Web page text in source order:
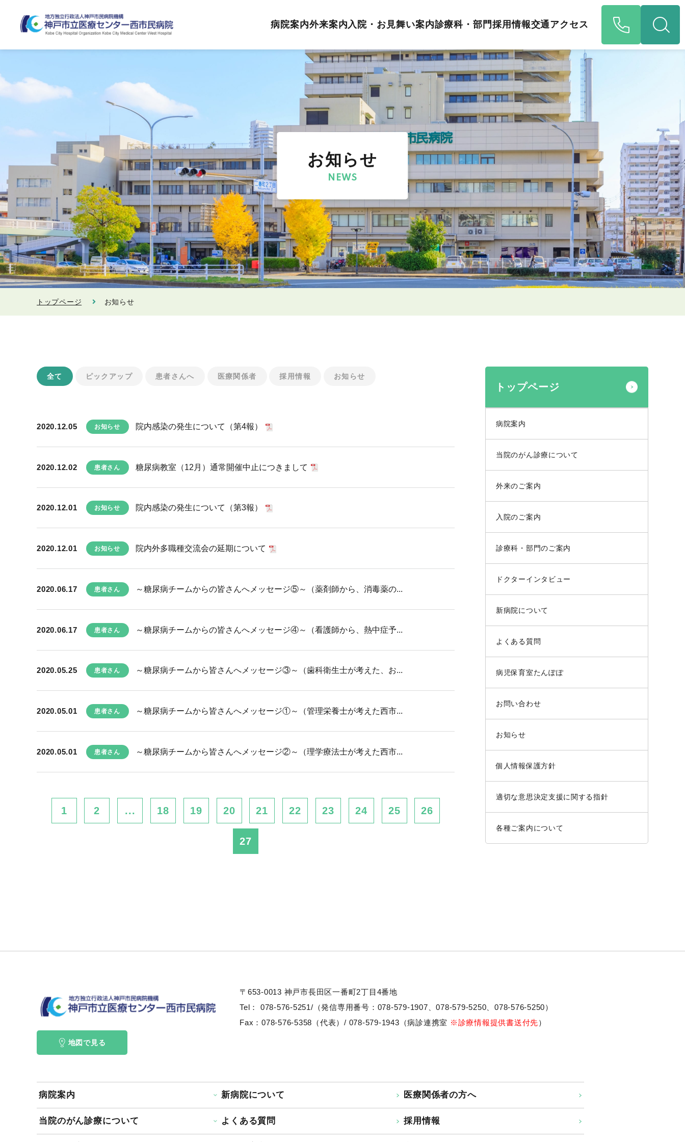
病院案内外来案内入院・お見舞い案内診療科・部門 採用情報交通アクセス
お知らせ
NEWS
トップページ お知らせ
全て ピックアップ 患者さんへ 医療関係者 採用情報 お知らせ
2020.12.05 お知らせ 院内感染の発生について（第4報）
2020.12.02 患者さん 糖尿病教室（12月）通常開催中止につきまして
2020.12.01 お知らせ 院内感染の発生について（第3報）
2020.12.01 お知らせ 院内外多職種交流会の延期について
2020.06.17 患者さん ～糖尿病チームからの皆さんへメッセージ⑤～（薬剤師から、消毒薬の...
2020.06.17 患者さん ～糖尿病チームからの皆さんへメッセージ④～（看護師から、熱中症予...
2020.05.25 患者さん ～糖尿病チームから皆さんへメッセージ③～（歯科衛生士が考えた、お...
2020.05.01 患者さん ～糖尿病チームから皆さんへメッセージ①～（管理栄養士が考えた西市...
2020.05.01 患者さん ～糖尿病チームから皆さんへメッセージ②～（理学療法士が考えた西市...
1 2 ... 18 19 20 21 22 23 24 25 26
27
トップページ
病院案内
当院のがん診療について
外来のご案内
入院のご案内
診療科・部門のご案内
ドクターインタビュー
新病院について
よくある質問
病児保育室たんぽぽ
お問い合わせ
お知らせ
個人情報保護方針
適切な意思決定支援に関する指針
各種ご案内について
〒653-0013 神戸市長田区一番町2丁目4番地
Tel：
078-576-5251/（発信専用番号：078-579-1907、078-579-5250、 078-576-5250）
Fax：078-576-5358（代表）/ 078-579-1943（病診連携室 ※診療情報提供書送付先）
地図で見る
病院案内
当院のがん診療について
新病院について
よくある質問
医療関係者の方へ
採用情報